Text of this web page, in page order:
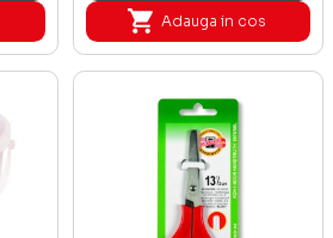
Adauga in cos